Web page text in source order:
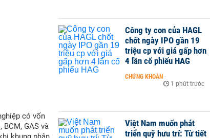
có vốn
GAS và
Công ty con của HAGL
chốt ngày IPO gần 19
triệu cp với giá gấp hơn
4 lần cổ phiếu HAG
CHỨNG KHOÁN -
1 phút trước
Việt Nam muốn phát
triển quỹ hưu trí: Từ tiết